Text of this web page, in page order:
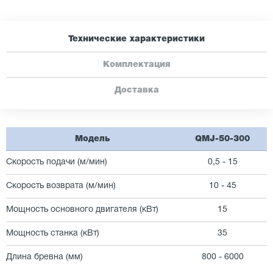
Технические характеристики
Комплектация
Доставка
Модель QMJ-50-300
Скорость подачи (м/мин) 0,5 - 15
Скорость возврата (м/мин) 10 - 45
Мощность основного двигателя (кВт) 15
Мощность станка (кВт) 35
Длина бревна (мм) 800 - 6000